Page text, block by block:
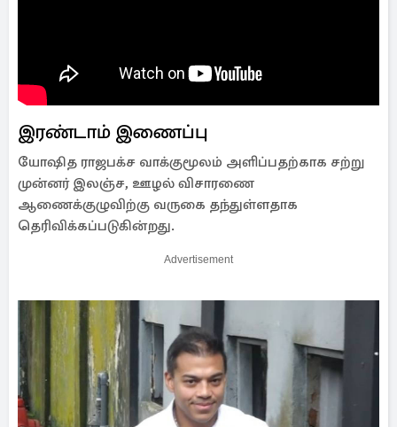
இரண்டாம் இணைப்பு
யோஷித ராஜபக்ச வாக்குமூலம் அளிப்பதற்காக சற்று
முன்னர் இலஞ்ச, ஊழல் விசாரணை
ஆணைக்குழுவிற்கு வருகை தந்துள்ளதாக
தெரிவிக்கப்படுகின்றது.
Advertisement